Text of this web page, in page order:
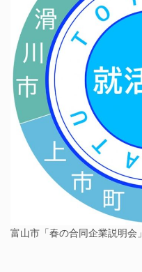
富山市「春の合同企業説明会」